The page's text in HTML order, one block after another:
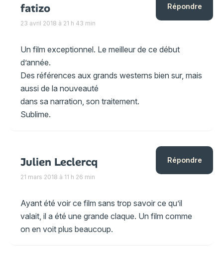
fatizo
23 avril 2018 à 21 h 43 min
Un film exceptionnel. Le meilleur de ce début
d’année.
Des références aux grands westerns bien sur, mais
aussi de la nouveauté
dans sa narration, son traitement.
Sublime.
Répondre
Julien Leclercq
21 mars 2018 à 11 h 26 min
Ayant été voir ce film sans trop savoir ce qu’il
valait, il a été une grande claque. Un film comme
on en voit plus beaucoup.
Répondre